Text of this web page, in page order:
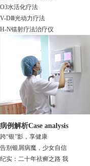
O3水活化疗法
V-DⅢ光动力疗法
H-N镭射疗法治疗仪
病例解析Case analysis
跨“银”影，享健康
告别银屑病魔，少女自信
纪实：二十年祛癣之路 我